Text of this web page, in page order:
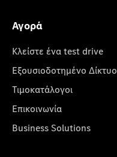
Αγορά
Κλείστε ένα test drive
Εξουσιοδοτημένο Δίκτυο
Τιμοκατάλογοι
Επικοινωνία
Business Solutions